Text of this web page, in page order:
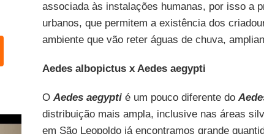
associada às instalações humanas, por isso a
urbanos, que permitem a existência dos
ambiente que vão reter águas de chuva,
Aedes albopictus x Aedes aegypti
O Aedes aegyptié um pouco diferente do
distribuição mais ampla, inclusive nas áreas
em São Leopoldo já encontramos grande